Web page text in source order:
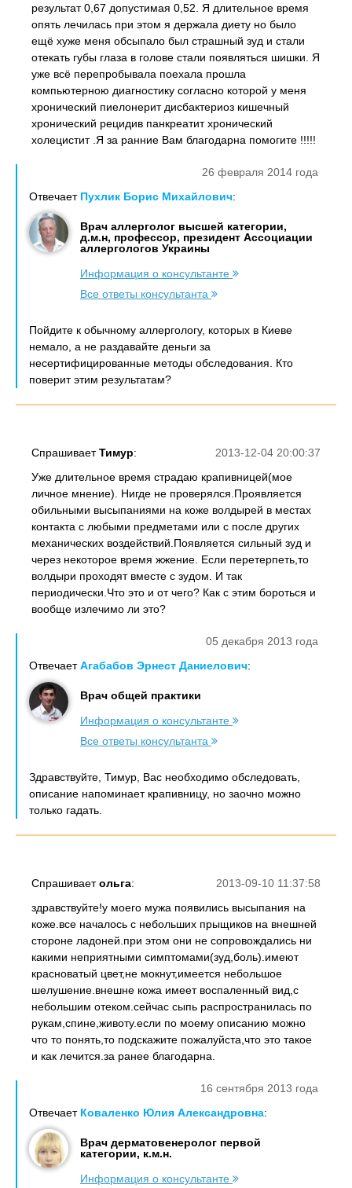
результат 0,67 допустимая 0,52. Я длительное время
опять лечилась при этом я держала диету но было
ещё хуже меня обсыпало был страшный зуд и стали
отекать губы глаза в голове стали появляться шишки. Я
уже всё перепробывала поехала прошла
компьютерною диагностику согласно которой у меня
хронический пиелонерит дисбактериоз кишечный
хронический рецидив панкреатит хронический
холецистит .Я за ранние Вам благодарна помогите !!!!!
26 февраля 2014 года
Отвечает Пухлик Борис Михайлович:
Врач аллерголог высшей категории,
д.м.н, профессор, президент Ассоциации
аллергологов Украины
Информация о консультанте
Все ответы консультанта
Пойдите к обычному аллергологу, которых в Киеве
немало, а не раздавайте деньги за
несертифицированные методы обследования. Кто
поверит этим результатам?
2013-12-04 20:00:37
СпрашиваетТимур:
Уже длительное время страдаю крапивницей(мое
личное мнение). Нигде не проверялся.Проявляется
обильными высыпаниями на коже волдырей в местах
контакта с любыми предметами или с после других
механических воздействий.Появляется сильный зуд и
через некоторое время жжение. Если перетерпеть,то
волдыри проходят вместе с зудом. И так
периодически.Что это и от чего? Как с этим бороться и
вообще излечимо ли это?
05 декабря 2013 года
ОтвечаетАгабабов Эрнест Даниелович:
Врач общей практики
Информация о консультанте
Все ответы консультанта
Здравствуйте, Тимур, Вас необходимо обследовать,
описание напоминает крапивницу, но заочно можно
только гадать.
2013-09-10 11:37:58
Спрашиваетольга:
здравствуйте!у моего мужа появились высыпания на
коже.все началось с небольших прыщиков на внешней
стороне ладоней.при этом они не сопровождались ни
какими неприятными симптомами(зуд,боль).имеют
красноватый цвет,не мокнут,имеется небольшое
шелушение.внешне кожа имеет воспаленный вид,с
небольшим отеком.сейчас сыпь распространилась по
рукам,спине,животу.если по моему описанию можно
что то понять,то подскажите пожалуйста,что это такое
и как лечится.за ранее благодарна.
16 сентября 2013 года
Отвечает Коваленко Юлия Александровна:
Врач дерматовенеролог первой
категории, к.м.н.
Информация о консультанте